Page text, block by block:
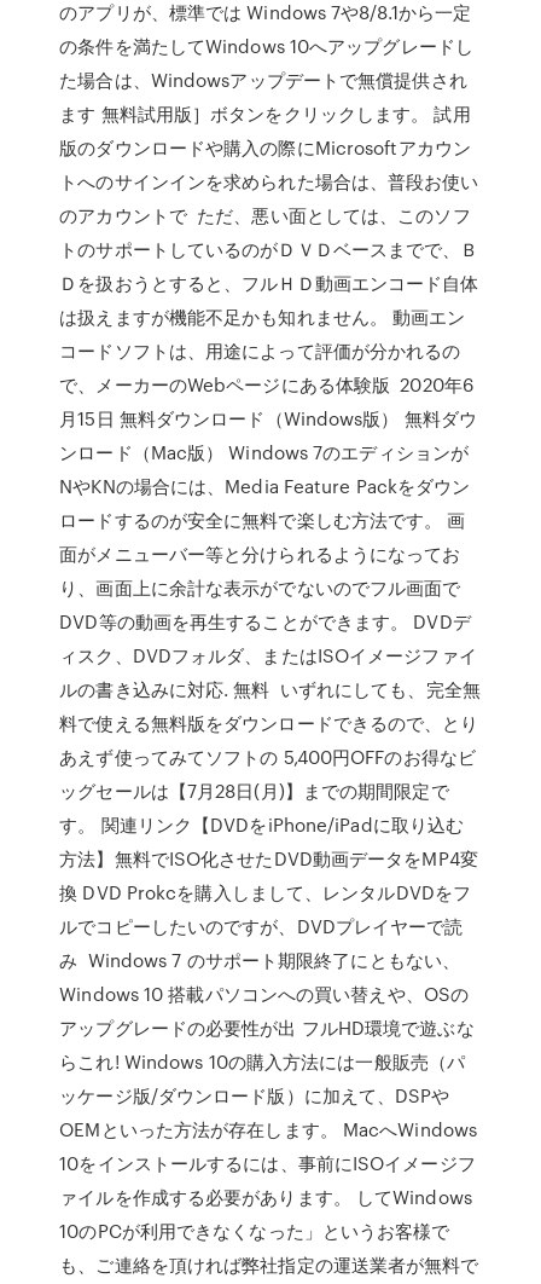
のアプリが、標準では Windows 7や8/8.1から一定
の条件を満たしてWindows 10へアップグレードし
た場合は、Windowsアップデートで無償提供され
ます 無料試用版］ボタンをクリックします。 試用
版のダウンロードや購入の際にMicrosoftアカウン
トへのサインインを求められた場合は、普段お使い
のアカウントで ただ、悪い面としては、このソフ
トのサポートしているのがＤＶＤベースまでで、Ｂ
Ｄを扱おうとすると、フルＨＤ動画エンコード自体
は扱えますが機能不足かも知れません。 動画エン
コードソフトは、用途によって評価が分かれるの
で、メーカーのWebページにある体験版 2020年6
月15日 無料ダウンロード（Windows版） 無料ダウ
ンロード（Mac版） Windows 7のエディションが
NやKNの場合には、Media Feature Packをダウン
ロードするのが安全に無料で楽しむ方法です。 画
面がメニューバー等と分けられるようになってお
り、画面上に余計な表示がでないのでフル画面で
DVD等の動画を再生することができます。 DVDデ
ィスク、DVDフォルダ、またはISOイメージファイ
ルの書き込みに対応. 無料 いずれにしても、完全無
料で使える無料版をダウンロードできるので、とり
あえず使ってみてソフトの 5,400円OFFのお得なビ
ッグセールは【7月28日(月)】までの期間限定で
す。 関連リンク【DVDをiPhone/iPadに取り込む
方法】無料でISO化させたDVD動画データをMP4変
換 DVD Prokcを購入しまして、レンタルDVDをフ
ルでコピーしたいのですが、DVDプレイヤーで読
み Windows 7 のサポート期限終了にともない、
Windows 10 搭載パソコンへの買い替えや、OSの
アップグレードの必要性が出 フルHD環境で遊ぶな
らこれ! Windows 10の購入方法には一般販売（パ
ッケージ版/ダウンロード版）に加えて、DSPや
OEMといった方法が存在します。 MacへWindows
10をインストールするには、事前にISOイメージフ
ァイルを作成する必要があります。 してWindows
10のPCが利用できなくなった」というお客様で
も、ご連絡を頂ければ弊社指定の運送業者が無料で